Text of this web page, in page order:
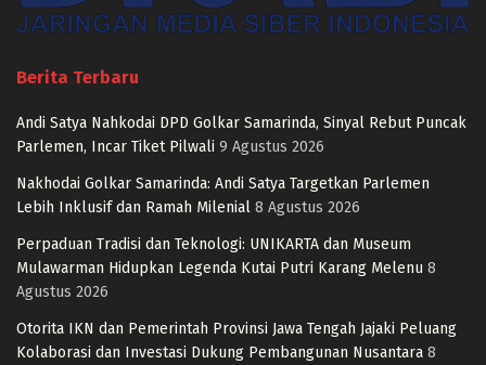
Berita Terbaru
Andi Satya Nahkodai DPD Golkar Samarinda, Sinyal Rebut Puncak
Parlemen, Incar Tiket Pilwali 9 Agustus 2026
Nakhodai Golkar Samarinda: Andi Satya Targetkan Parlemen
Lebih Inklusif dan Ramah Milenial 8 Agustus 2026
Perpaduan Tradisi dan Teknologi: UNIKARTA dan Museum
Mulawarman Hidupkan Legenda Kutai Putri Karang Melenu 8
Agustus 2026
Otorita IKN dan Pemerintah Provinsi Jawa Tengah Jajaki Peluang
Kolaborasi dan Investasi Dukung Pembangunan Nusantara 8